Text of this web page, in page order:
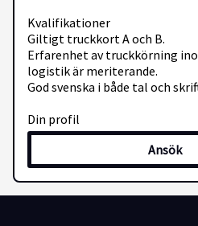
Kvalifikationer
Giltigt truckkort A och B.
Erfarenhet av truckkörning
logistik är meriterande.
God svenska i både tal och
Din profil
För att trivas i rollen ser vi att
noggrann och har ett högt
för att samarbeta med andra
arbeta självständigt när det
initiativtagande och trivs i en
Ansök